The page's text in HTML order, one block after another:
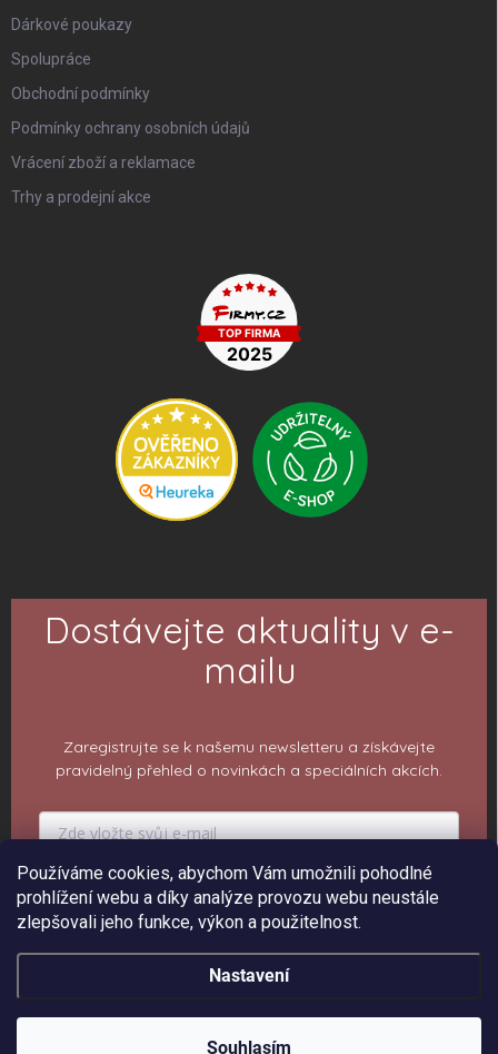
Používáme cookies, abychom Vám umožnili pohodlné
prohlížení webu a díky analýze provozu webu neustále
zlepšovali jeho funkce, výkon a použitelnost.
Nastavení
Souhlasím
Dárkové poukazy
Spolupráce
Obchodní podmínky
Podmínky ochrany osobních údajů
Vrácení zboží a reklamace
Trhy a prodejní akce
Dostávejte aktuality v e-
mailu
Zaregistrujte se k našemu newsletteru a získávejte
pravidelný přehled o novinkách a speciálních akcích.
PŘIHLÁSIT K ODBĚRU
Copyright 2026ePiPí - Prodejna radostí. Všechna práva vyhrazena.Upravit
nastavení cookies